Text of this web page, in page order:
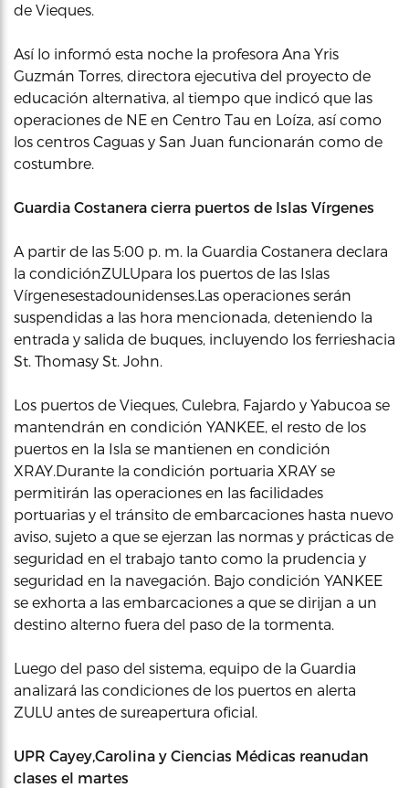
de Vieques.
Así lo informó esta noche la profesora Ana Yris
Guzmán Torres, directora ejecutiva del proyecto de
educación alternativa, al tiempo que indicó que las
operaciones de NE en Centro Tau en Loíza, así como
los centros Caguas y San Juan funcionarán como de
costumbre.
Guardia Costanera cierra puertos de Islas Vírgenes
A partir de las 5:00 p. m. la Guardia Costanera declara
la condiciónZULUpara los puertos de las Islas
Vírgenesestadounidenses.Las operaciones serán
suspendidas a las hora mencionada, deteniendo la
entrada y salida de buques, incluyendo los ferrieshacia
St. Thomasy St. John.
Los puertos de Vieques, Culebra, Fajardo y Yabucoa se
mantendrán en condición YANKEE, el resto de los
puertos en la Isla se mantienen en condición
XRAY.Durante la condición portuaria XRAY se
permitirán las operaciones en las facilidades
portuarias y el tránsito de embarcaciones hasta nuevo
aviso, sujeto a que se ejerzan las normas y prácticas de
seguridad en el trabajo tanto como la prudencia y
seguridad en la navegación. Bajo condición YANKEE
se exhorta a las embarcaciones a que se dirijan a un
destino alterno fuera del paso de la tormenta.
Luego del paso del sistema, equipo de la Guardia
analizará las condiciones de los puertos en alerta
ZULU antes de sureapertura oficial.
UPR Cayey,Carolina y Ciencias Médicas reanudan
clases el martes